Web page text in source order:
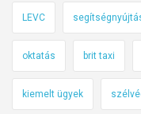
LEVC
oktatás brit taxi
kiemelt ügyek